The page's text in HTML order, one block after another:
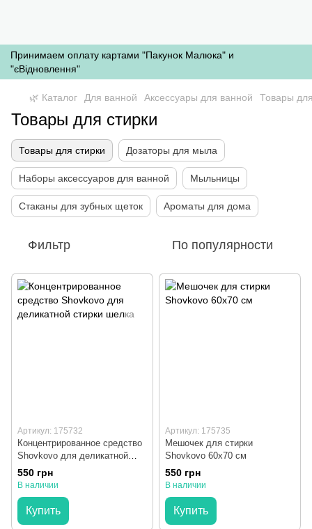
Принимаем оплату картами "Пакунок Малюка" и
"єВідновлення"
🌿 Каталог Для ванной Аксессуары для ванной Товары
Товары для стирки
Товары для стирки Дозаторы для мыла
Наборы аксессуаров для ванной Мыльницы
Стаканы для зубных щеток Ароматы для дома
Фильтр По популярности
Артикул: 175732
Концентрированное средство
Shovkovo для деликатной
стирки шелка
550 грн
В наличии
Купить
Артикул: 175735
Мешочек для стирки
Shovkovo 60х70 см
550 грн
В наличии
Купить